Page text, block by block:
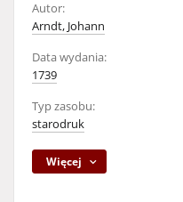
Autor:
Arndt, Johann
Data wydania:
1739
Typ zasobu:
starodruk
Więcej